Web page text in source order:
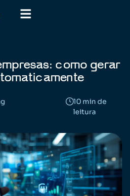
como gerar
10 min de
leitura